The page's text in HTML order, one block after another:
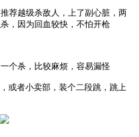
荐越级杀敌人，上了副心脏，两
，因为回血较快，不怕开枪
个杀，比较麻烦，容易漏怪
或者小卖部，装个二段跳，跳上